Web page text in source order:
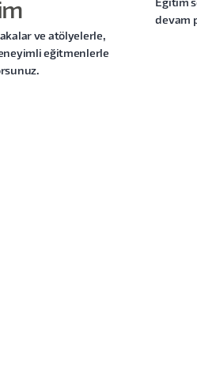
ve atölyelerle,
eğitmenlerle
Eğitim
devam